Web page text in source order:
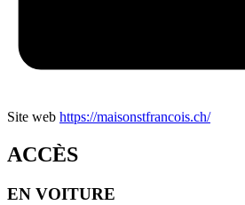
Site web https://maisonstfrancois.ch/
ACCÈS
EN VOITURE